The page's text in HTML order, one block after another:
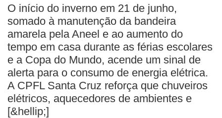
O início do inverno em 21 de junho,
somado à manutenção da bandeira
amarela pela Aneel e ao aumento do
tempo em casa durante as férias escolares
e a Copa do Mundo, acende um sinal de
alerta para o consumo de energia elétrica.
A CPFL Santa Cruz reforça que chuveiros
elétricos, aquecedores de ambientes e
[&hellip;]